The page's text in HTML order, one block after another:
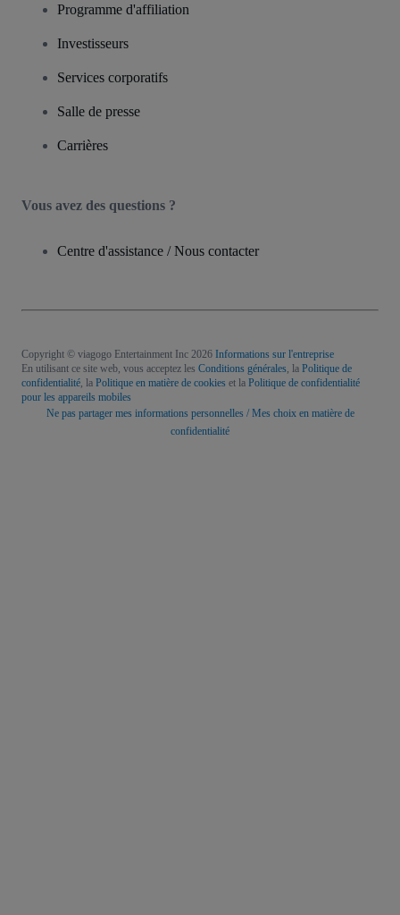
Programme d'affiliation
Investisseurs
Services corporatifs
Salle de presse
Carrières
Vous avez des questions ?
Centre d'assistance / Nous contacter
Copyright © viagogo Entertainment Inc 2026 Informations sur l'entreprise
En utilisant ce site web, vous acceptez les Conditions générales , la Politique de
confidentialité , la Politique en matière de cookies et la Politique de confidentialité
pour les appareils mobiles
Ne pas partager mes informations personnelles / Mes choix en matière de
confidentialité